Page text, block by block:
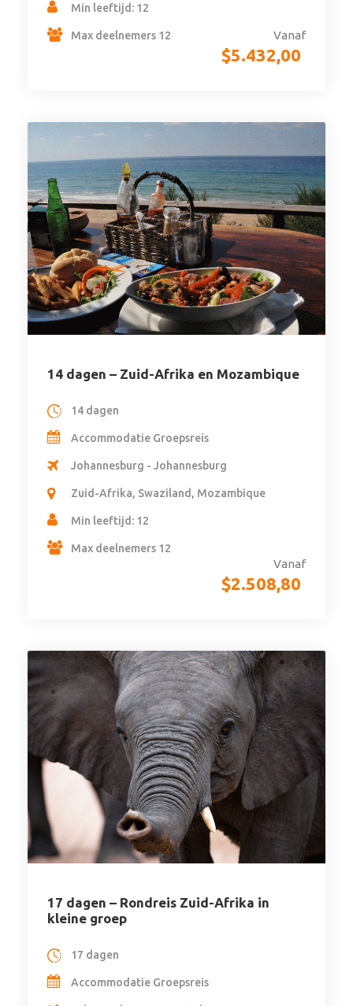
Vanaf
$5.432,00
Min leeftijd: 12
Max deelnemers 12
14 dagen – Zuid-Afrika en Mozambique
Vanaf
$2.508,80
14 dagen
Accommodatie Groepsreis
Johannesburg - Johannesburg
Zuid-Afrika, Swaziland, Mozambique
Min leeftijd: 12
Max deelnemers 12
17 dagen – Rondreis Zuid-Afrika in
kleine groep
17 dagen
Accommodatie Groepsreis